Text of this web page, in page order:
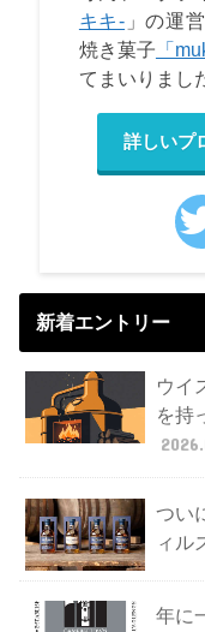
キキ- 」の運
焼き菓子 「
てまいりまし
詳しいプ
新着エントリー
ウイ
を持
つい
ィル
年に